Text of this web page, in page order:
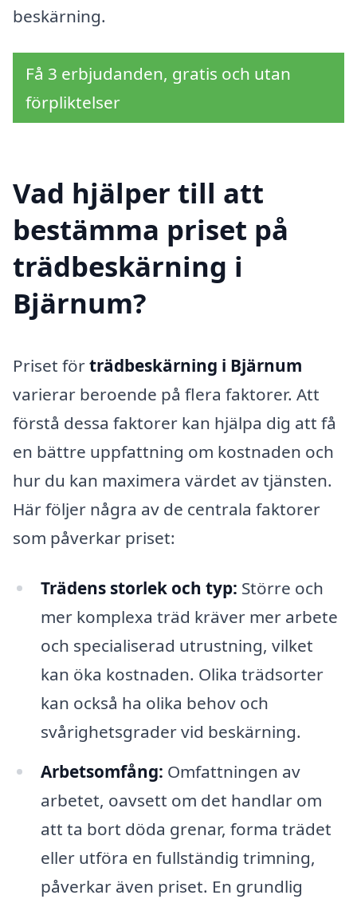
beskärning.
Få 3 erbjudanden, gratis och utan
förpliktelser
Vad hjälper till att
bestämma priset på
trädbeskärning i
Bjärnum?
Priset förträdbeskärning i Bjärnum
varierar beroende på flera faktorer. Att
förstå dessa faktorer kan hjälpa dig att få
en bättre uppfattning om kostnaden och
hur du kan maximera värdet av tjänsten.
Här följer några av de centrala faktorer
som påverkar priset:
Trädens storlek och typ: Större och
mer komplexa träd kräver mer arbete
och specialiserad utrustning, vilket
kan öka kostnaden. Olika trädsorter
kan också ha olika behov och
svårighetsgrader vid beskärning.
Arbetsomfång: Omfattningen av
arbetet, oavsett om det handlar om
att ta bort döda grenar, forma trädet
eller utföra en fullständig trimning,
påverkar även priset. En grundlig